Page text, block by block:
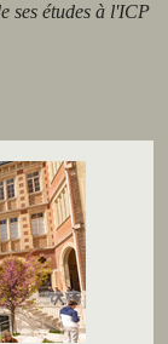
ses études à l'ICP